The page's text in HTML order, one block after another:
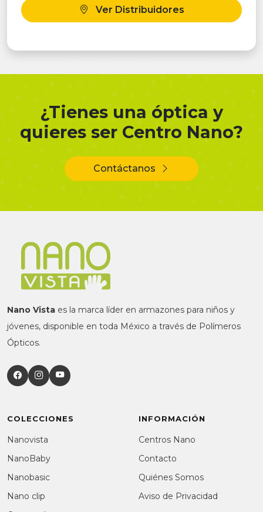
Ver Distribuidores
¿Tienes una óptica y
quieres ser Centro Nano?
Contáctanos
Nano Vista es la marca líder en armazones para niños y
jóvenes, disponible en toda México a través de Polímeros
Ópticos.
COLECCIONES
Nanovista
NanoBaby
Nanobasic
Nano clip
INFORMACIÓN
Centros Nano
Contacto
Quiénes Somos
Aviso de Privacidad